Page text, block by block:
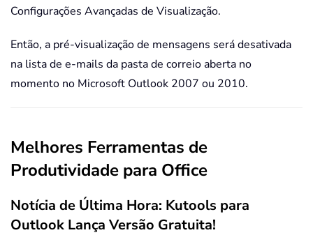
Configurações Avançadas de Visualização.
Então, a pré-visualização de mensagens será desativada
na lista de e-mails da pasta de correio aberta no
momento no Microsoft Outlook 2007 ou 2010.
Melhores Ferramentas de
Produtividade para Office
Notícia de Última Hora: Kutools para
Outlook Lança Versão Gratuita!